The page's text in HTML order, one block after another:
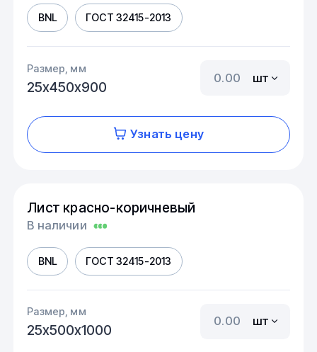
BNL ГОСТ 32415-2013
Размер, мм
25х450х900
шт
Узнать цену
Лист красно-коричневый
В наличии
BNL ГОСТ 32415-2013
Размер, мм
25х500х1000
шт